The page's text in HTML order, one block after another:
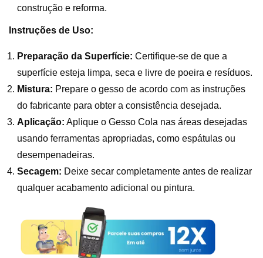
construção e reforma.
Instruções de Uso:
Preparação da Superfície: Certifique-se de que a
superfície esteja limpa, seca e livre de poeira e resíduos.
Mistura: Prepare o gesso de acordo com as instruções
do fabricante para obter a consistência desejada.
Aplicação: Aplique o Gesso Cola nas áreas desejadas
usando ferramentas apropriadas, como espátulas ou
desempenadeiras.
Secagem: Deixe secar completamente antes de realizar
qualquer acabamento adicional ou pintura.